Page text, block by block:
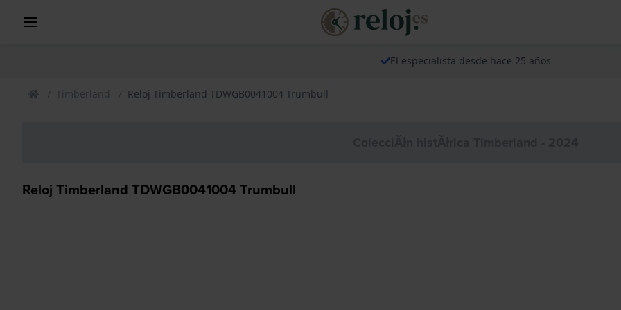
El especialista desde hace 25 años
Timberland Reloj Timberland TDWGB0041004 Trumbull
Reloj Timberland TDWGB0041004 Trumbull